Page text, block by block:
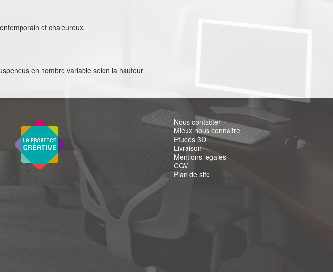
et chaleureux.
en nombre variable selon la hauteur
Nous contacter
Mieux nous connaitre
Etudes 3D
Livraison
Mentions légales
CGV
Plan de site